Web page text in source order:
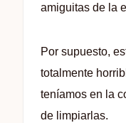
amiguitas de la
Por supuesto,
totalmente
teníamos en la
de limpiarlas.